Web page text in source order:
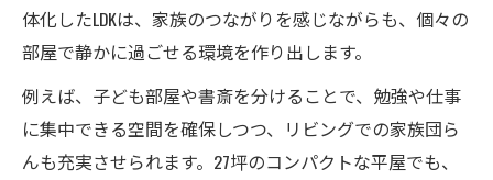
体化したLDKは、家族のつながりを感じながらも、個々の
部屋で静かに過ごせる環境を作り出します。
例えば、子ども部屋や書斎を分けることで、勉強や仕事
に集中できる空間を確保しつつ、リビングでの家族団ら
んも充実させられます。27坪のコンパクトな平屋でも、